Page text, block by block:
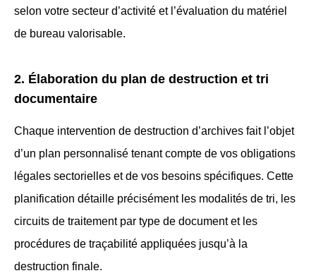
selon votre secteur d’activité et l’évaluation du matériel
de bureau valorisable.
2. Élaboration du plan de destruction et tri
documentaire
Chaque intervention de destruction d’archives fait l’objet
d’un plan personnalisé tenant compte de vos obligations
légales sectorielles et de vos besoins spécifiques. Cette
planification détaille précisément les modalités de tri, les
circuits de traitement par type de document et les
procédures de traçabilité appliquées jusqu’à la
destruction finale.